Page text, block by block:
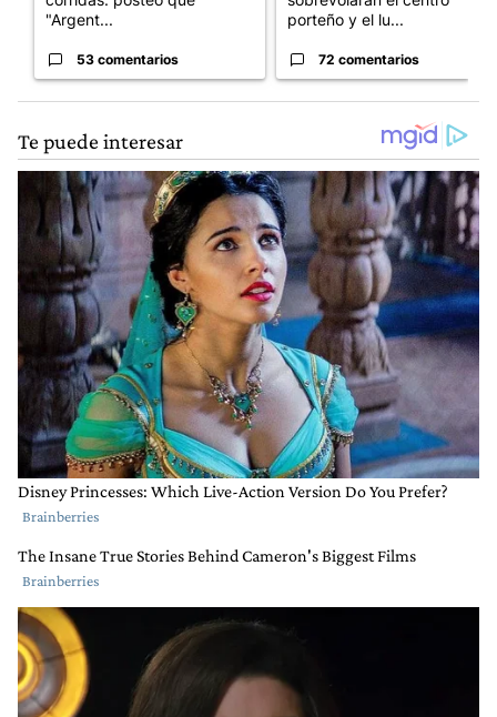
"Argent...
53 comentarios
porteño y el lu...
72 comentarios